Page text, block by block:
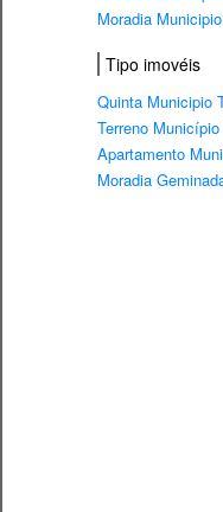
Moradia
Tipo imovéis
Quinta Municipio
Terreno
Apartamento
Moradia